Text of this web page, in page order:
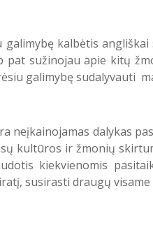
kalbėtis
pat sužinojau apie kitų
galimybę sudalyvauti
neįkainojamas dalykas
kultūros ir žmonių
kiekvienomis
susirasti draugų visame